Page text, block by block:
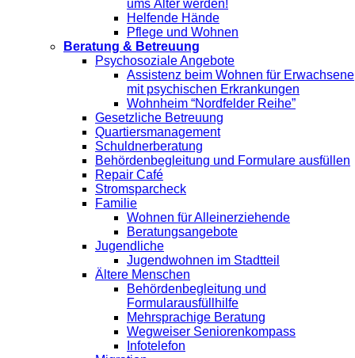
ums Älter werden!
Helfende Hände
Pflege und Wohnen
Beratung & Betreuung
Psychosoziale Angebote
Assistenz beim Wohnen für Erwachsene
mit psychischen Erkrankungen
Wohnheim “Nordfelder Reihe”
Gesetzliche Betreuung
Quartiersmanagement
Schuldnerberatung
Behördenbegleitung und Formulare ausfüllen
Repair Café
Stromsparcheck
Familie
Wohnen für Alleinerziehende
Beratungsangebote
Jugendliche
Jugendwohnen im Stadtteil
Ältere Menschen
Behördenbegleitung und
Formularausfüllhilfe
Mehrsprachige Beratung
Wegweiser Seniorenkompass
Infotelefon